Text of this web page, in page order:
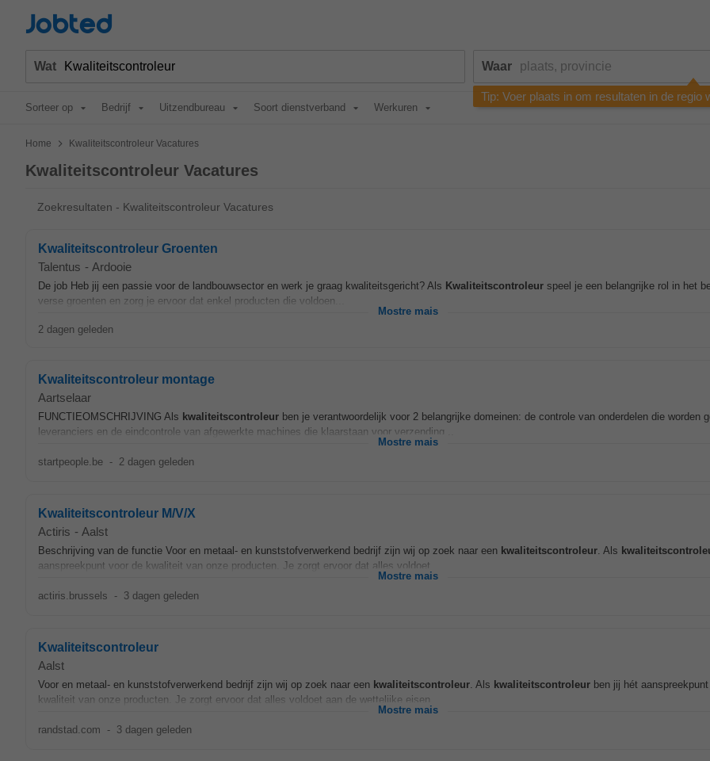
Jobted
Wat Waar
Tip: Voer plaats in om resultaten in de regio
Sorteer op Bedrijf Uitzendbureau Soort dienstverband Werkuren
Home > Kwaliteitscontroleur Vacatures
Kwaliteitscontroleur Vacatures
Zoekresultaten - Kwaliteitscontroleur Vacatures
Kwaliteitscontroleur Groenten
Talentus - Ardooie
De job Heb jij een passie voor de landbouwsector en werk je graag kwaliteitsgericht? Als Kwaliteitscontroleur speel je een belangrijke rol in het
verse groenten en zorg je ervoor dat enkel producten die voldoen...
Mostre mais
2 dagen geleden
Kwaliteitscontroleur montage
Aartselaar
FUNCTIEOMSCHRIJVING Als kwaliteitscontroleur ben je verantwoordelijk voor 2 belangrijke domeinen: de controle van onderdelen die worden
leveranciers en de eindcontrole van afgewerkte machines die klaarstaan voor verzending...
Mostre mais
startpeople.be - 2 dagen geleden
Kwaliteitscontroleur M/V/X
Actiris - Aalst
Beschrijving van de functie Voor en metaal- en kunststofverwerkend bedrijf zijn wij op zoek naar een kwaliteitscontroleur. Als
aanspreekpunt voor de kwaliteit van onze producten. Je zorgt ervoor dat alles voldoet...
Mostre mais
actiris.brussels - 3 dagen geleden
Kwaliteitscontroleur
Aalst
Voor en metaal- en kunststofverwerkend bedrijf zijn wij op zoek naar een kwaliteitscontroleur. Als kwaliteitscontroleur ben jij hét
kwaliteit van onze producten. Je zorgt ervoor dat alles voldoet aan de wettelijke eisen...
Mostre mais
randstad.com - 3 dagen geleden